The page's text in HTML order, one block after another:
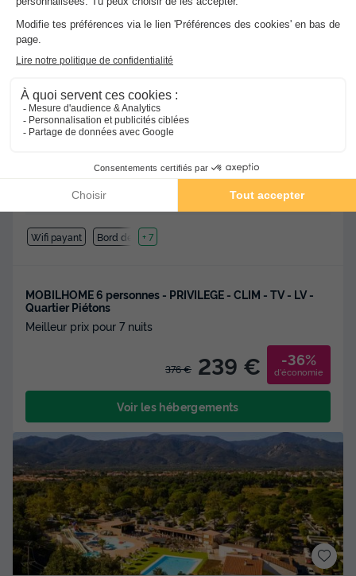
La Clape Village★★★★★
Wifi payant Bord de mer
+ 7
MOBILHOME 6 personnes - PRIVILEGE - CLIM - TV - LV -
Quartier Piétons
Meilleur prix pour 7 nuits
376 € 239 € -36%
d'économie
Voir les hébergements